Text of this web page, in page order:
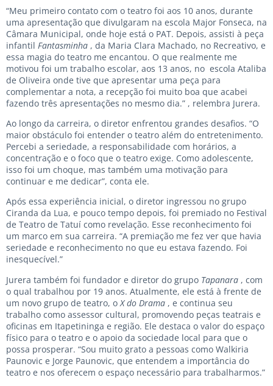
“Meu primeiro contato com o teatro foi aos 10 anos, durante
uma apresentação que divulgaram na escola Major Fonseca, na
Câmara Municipal, onde hoje está o PAT. Depois, assisti à peça
infantil Fantasminha , da Maria Clara Machado, no Recreativo, e
essa magia do teatro me encantou. O que realmente me
motivou foi um trabalho escolar, aos 13 anos, no escola Ataliba
de Oliveira onde tive que apresentar uma peça para
complementar a nota, a recepção foi muito boa que acabei
fazendo três apresentações no mesmo dia.” , relembra Jurera.
Ao longo da carreira, o diretor enfrentou grandes desafios. “O
maior obstáculo foi entender o teatro além do entretenimento.
Percebi a seriedade, a responsabilidade com horários, a
concentração e o foco que o teatro exige. Como adolescente,
isso foi um choque, mas também uma motivação para
continuar e me dedicar”, conta ele.
Após essa experiência inicial, o diretor ingressou no grupo
Ciranda da Lua, e pouco tempo depois, foi premiado no Festival
de Teatro de Tatuí como revelação. Esse reconhecimento foi
um marco em sua carreira. “A premiação me fez ver que havia
seriedade e reconhecimento no que eu estava fazendo. Foi
inesquecível.”
Jurera também foi fundador e diretor do grupo Tapanara , com
o qual trabalhou por 19 anos. Atualmente, ele está à frente de
um novo grupo de teatro, o X do Drama , e continua seu
trabalho como assessor cultural, promovendo peças teatrais e
oficinas em Itapetininga e região. Ele destaca o valor do espaço
físico para o teatro e o apoio da sociedade local para que o
possa prosperar. “Sou muito grato a pessoas como Walkiria
Paunovic e Jorge Paunovic, que entendem a importância do
teatro e nos oferecem o espaço necessário para trabalharmos.”